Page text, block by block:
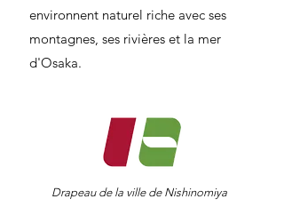
environnent naturel riche avec ses
montagnes, ses rivières et la mer
d'Osaka.
Drapeau de la ville de Nishinomiya